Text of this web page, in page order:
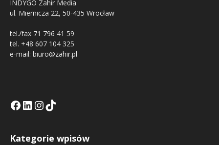
INDYGO Zahir Media
ul. Miernicza 22, 50-435 Wrocław
tel./fax 71 796 41 59
tel. +48 607 104 325
e-mail: biuro@zahir.pl
Facebook
LinkedIn
Tik Tok KEInstagramm KE
Kategorie wpisów